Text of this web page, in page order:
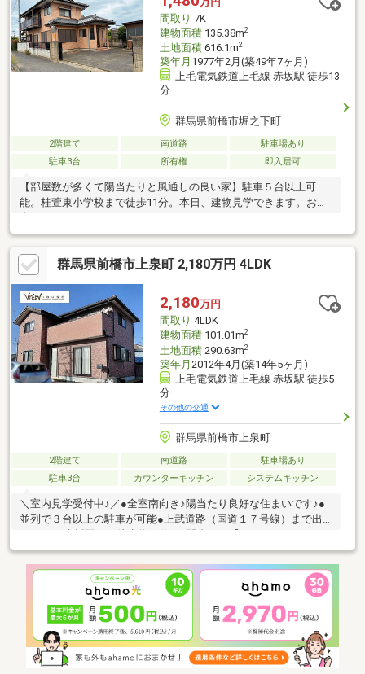
応、資料請求も大歓迎です☆
間取り 7K
建物面積135.38m2
土地面積616.1m2
築年月 1977年2月(築49年7ヶ月)
上毛電気鉄道上毛線 赤坂駅 徒歩13
分
群馬県前橋市堀之下町
2階建て 南道路
駐車場あり
駐車3台
所有権 即入居可
【部屋数が多くて陽当たりと風通しの良い家】駐車５台以上可
能。桂萱東小学校まで徒歩11分。本日、建物見学できます。お問
群馬県前橋市上泉町 2,180万円 4LDK
2,180万円
間取り 4LDK
建物面積101.01m2
土地面積290.63m2
築年月 2012年4月(築14年5ヶ月)
上毛電気鉄道上毛線 赤坂駅 徒歩5
分
その他の交通
群馬県前橋市上泉町
2階建て 南道路
駐車場あり
駐車3台
カウンターキッチン システムキッチン
＼室内見学受付中♪／●全室南向き♪陽当たり良好な住まいです♪●
並列で３台以上の駐車が可能●上武道路（国道１７号線）まで出
３８３】へどうぞ♪